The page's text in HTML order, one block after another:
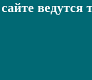
ведутся